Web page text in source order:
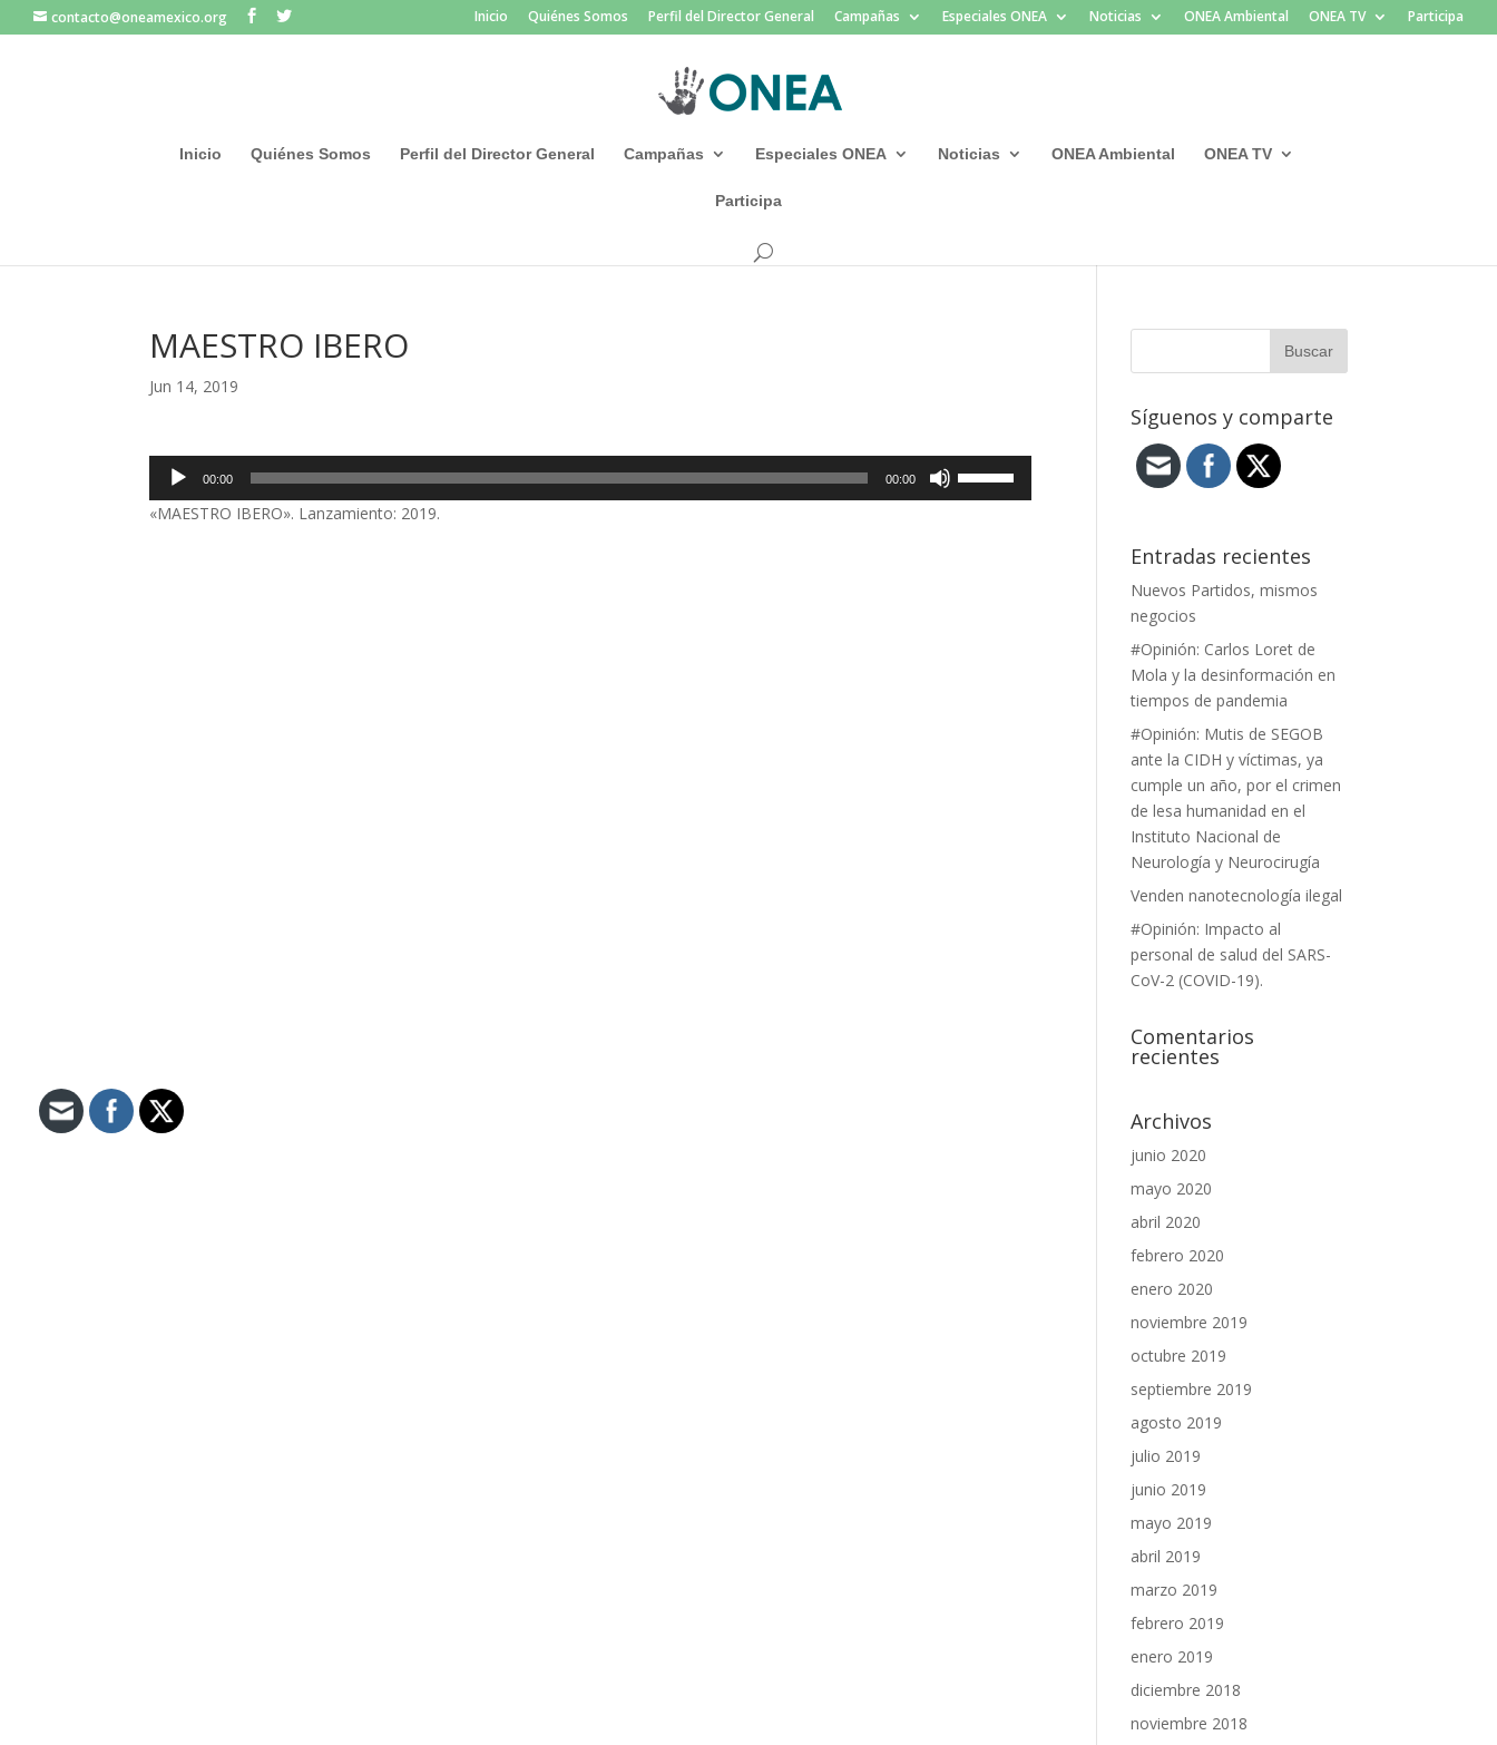
contacto@oneamexico.org Inicio Quiénes Somos Perfil del Director General Campañas Especiales ONEA Noticias ONEA Ambiental ONEA TV Participa
Inicio Quiénes Somos Perfil del Director General Campañas Especiales ONEA Noticias ONEA Ambiental ONEA TV
Participa
MAESTRO IBERO
Jun 14, 2019
Reproductor
audio
00:00 00:00
«MAESTRO IBERO». Lanzamiento: 2019.
Síguenos y comparte
Entradas recientes
Nuevos Partidos, mismos
negocios
#Opinión: Carlos Loret de
Mola y la desinformación en
tiempos de pandemia
#Opinión: Mutis de SEGOB
ante la CIDH y víctimas, ya
cumple un año, por el crimen
de lesa humanidad en el
Instituto Nacional de
Neurología y Neurocirugía
Venden nanotecnología ilegal
#Opinión: Impacto al
personal de salud del SARS-
CoV-2 (COVID-19).
Comentarios
recientes
Archivos
junio 2020
mayo 2020
abril 2020
febrero 2020
enero 2020
noviembre 2019
octubre 2019
septiembre 2019
agosto 2019
julio 2019
junio 2019
mayo 2019
abril 2019
marzo 2019
febrero 2019
enero 2019
diciembre 2018
noviembre 2018